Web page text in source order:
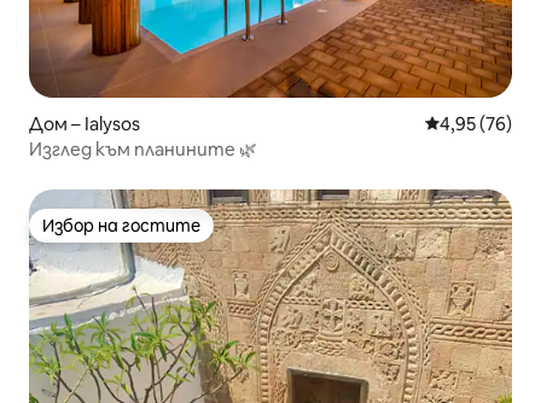
Дом – Ialysos Средна
4,95 (76)
Изглед към планините 🌿
Избор на гостите
Избор на гостите